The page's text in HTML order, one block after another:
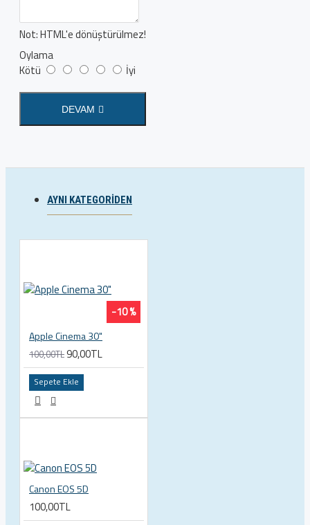
Not:HTML'e dönüştürülmez!
Oylama
Kötü
İyi
DEVAM
AYNI KATEGORIDEN
-10 %
Apple Cinema 30"
100,00TL90,00TL
Sepete Ekle
Canon EOS 5D
100,00TL